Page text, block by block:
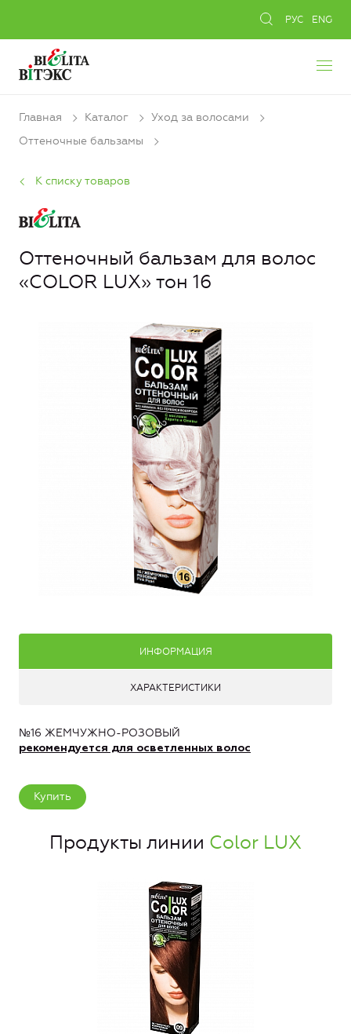
РУС ENG
Главная Каталог
Уход за волосами
Оттеночные бальзамы
К списку товаров
Оттеночный бальзам для волос
«COLOR LUX» тон 16
ИНФОРМАЦИЯ
ХАРАКТЕРИСТИКИ
№16 ЖЕМЧУЖНО-РОЗОВЫЙ
рекомендуется для осветленных волос
Купить
Продукты линии Color LUX